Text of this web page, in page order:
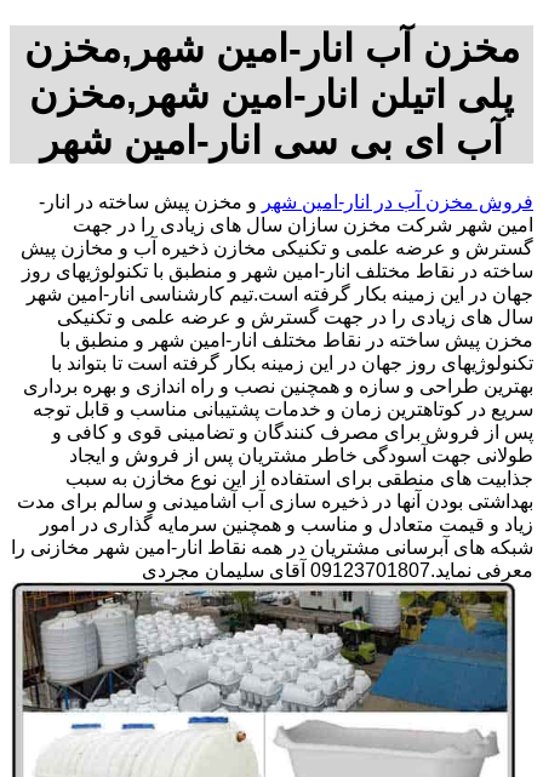
مخزن آب انار-امین شهر,مخزن
پلی اتیلن انار-امین شهر,مخزن
آب ای بی سی انار-امین شهر
فروش مخزن آب در انار-امین شهر و مخزن پیش ساخته در انار-
امین شهر شرکت مخزن سازان سال های زیادی را در جهت
گسترش و عرضه علمی و تکنیکی مخازن ذخیره آب و مخازن پیش
ساخته در نقاط مختلف انار-امین شهر و منطبق با تکنولوژیهای روز
جهان در این زمینه بکار گرفته است.تیم کارشناسی انار-امین شهر
سال های زیادی را در جهت گسترش و عرضه علمی و تکنیکی
مخزن پیش ساخته در نقاط مختلف انار-امین شهر و منطبق با
تکنولوژیهای روز جهان در این زمینه بکار گرفته است تا بتواند با
بهترین طراحی و سازه و همچنین نصب و راه اندازی و بهره برداری
سریع در کوتاهترین زمان و خدمات پشتیبانی مناسب و قابل توجه
پس از فروش برای مصرف کنندگان و تضامینی قوی و کافی و
طولانی جهت آسودگی خاطر مشتریان پس از فروش و ایجاد
جذابیت های منطقی برای استفاده از این نوع مخازن به سبب
بهداشتی بودن آنها در ذخیره سازی آب آشامیدنی و سالم برای مدت
زیاد و قیمت متعادل و مناسب و همچنین سرمایه گذاری در امور
شبکه های آبرسانی مشتریان در همه نقاط انار-امین شهر مخازنی را
معرفی نماید.09123701807 آقای سلیمان مجردی